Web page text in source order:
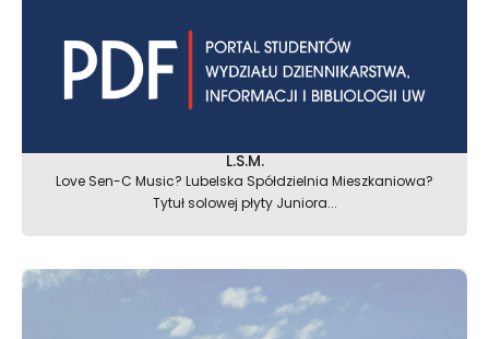
L.S.M.
Love Sen-C Music? Lubelska Spółdzielnia Mieszkaniowa?
Tytuł solowej płyty Juniora...